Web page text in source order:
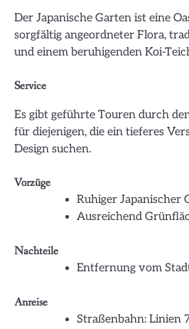
Der Japanische Garten ist eine
sorgfältig angeordneter Flora,
und einem beruhigenden Koi-
Service
Es gibt geführte Touren durch
für diejenigen, die ein tieferes
Design suchen.
Vorzüge
Ruhiger Japanischer
Ausreichend
Nachteile
Entfernung vom
Anreise
Straßenbahn: Linien